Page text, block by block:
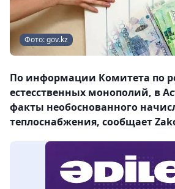
Фото: gov.kz
По информации Комитета по
естесственных монополий, в
факты необоснованного
теплоснабжения, сообщает